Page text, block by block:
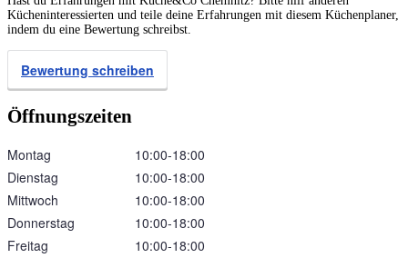
Kücheninteressierten und teile deine Erfahrungen mit diesem Küchenplaner,
indem du eine Bewertung schreibst.
Bewertung schreiben
Öffnungszeiten
Montag
10:00‑18:00
Dienstag
10:00‑18:00
Mittwoch
10:00‑18:00
Donnerstag
10:00‑18:00
Freitag
10:00‑18:00